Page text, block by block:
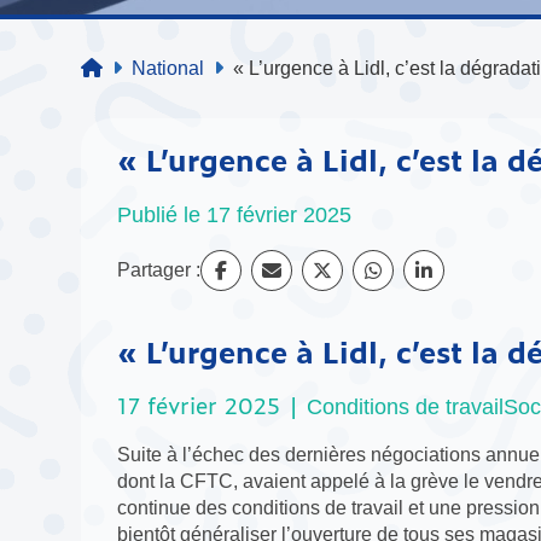
National « L’urgence à Lidl, c’est la
« L’urgence à Lidl, c’est la
Publié le 17 février 2025
Partager :
« L’urgence à Lidl, c’est la
17 février 2025 | Conditions de travail
Suite à l’échec des dernières négociations
dont la CFTC, avaient appelé à la grève le
continue des conditions de travail et une
bientôt généraliser l’ouverture de tous ses